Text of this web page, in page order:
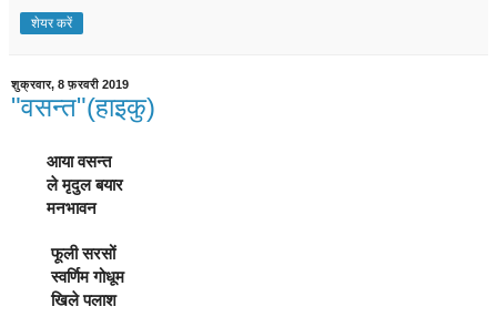
शेयर करें
शुक्रवार, 8 फ़रवरी 2019
"वसन्त"(हाइकु)
        आया वसन्त
        ले मृदुल बयार
        मनभावन
         फूली सरसों
         स्वर्णिम गोधूम
         खिले पलाश